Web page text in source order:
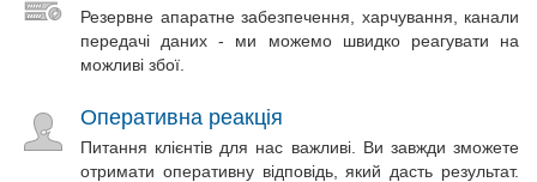
Резервне апаратне забезпечення, харчування, канали
передачі даних - ми можемо швидко реагувати на
можливі збої.
Оперативна реакція
Питання клієнтів для нас важливі. Ви завжди зможете
отримати оперативну відповідь, який дасть результат.